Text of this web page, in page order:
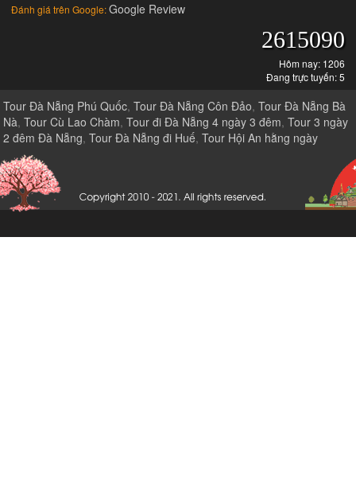
Đánh giá trên Google: Google Review
2615090
Hôm nay: 1206
Đang trực tuyến: 5
Tour Đà Nẵng Phú Quốc,Tour Đà Nẵng Côn Đảo,Tour Đà Nẵng Bà
Nà,Tour Cù Lao Chàm,Tour đi Đà Nẵng 4 ngày 3 đêm,Tour 3 ngày
2 đêm Đà Nẵng,Tour Đà Nẵng đi Huế,Tour Hội An hằng ngày